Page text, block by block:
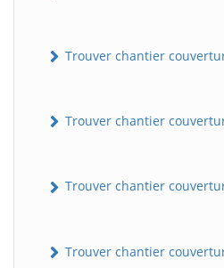
Trouver chantier
Trouver chantier
Trouver chantier
Trouver chantier